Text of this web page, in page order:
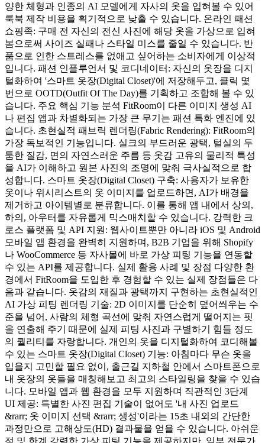
양한 체형과 인종의 AI 모델에게 자사의 옷을 입혀볼 수 있어
룩북 제작 비용을 획기적으로 낮출 수 있습니다. 온라인 패션
쇼핑족: 구매 전 자신의 전신 사진에 해당 옷을 가상으로 입혀
봄으로써 사이즈 실패나 스타일 미스를 줄일 수 있습니다. 반
품으로 인한 스트레스를 없애고 싶어하는 소비자에게 이상적
입니다. 패션 인플루언서 및 코디네이터: 자신의 옷장을 디지
털화하여 '스마트 옷장(Digital Closet)'에 저장해두고, 클릭 몇
번으로 OOTD(Outfit Of The Day)를 기획하고 조합해 볼 수 있
습니다. 주요 핵심 기능 분석 FitRoom이 다른 이미지 생성 AI
나 편집 앱과 차별화되는 가장 큰 무기는 패션 특화 엔진에 있
습니다. 초현실적 패브릭 렌더링(Fabric Rendering): FitRoom의
가장 독보적인 기능입니다. 실크의 부드러운 광택, 털실의 두
툼한 질감, 면의 자연스러운 주름 등 옷감 고유의 물리적 특성
을 AI가 이해하고 원본 사진의 조명에 맞춰 극사실적으로 합
성합니다. 스마트 옷장(Digital Closet) 구축: 사용자가 보유한
옷이나 위시리스트의 옷 이미지를 업로드하면, AI가 배경을
제거하고 아이템별로 분류합니다. 이를 통해 앱 내에서 상의,
하의, 아우터를 자유롭게 믹스매치할 수 있습니다. 강력한 크
로스 플랫폼 및 API 지원: 웹사이트뿐만 아니라 iOS 및 Android
모바일 앱 환경을 완벽히 지원하며, B2B 기업을 위해 Shopify
나 WooCommerce 등 자사몰에 바로 가상 피팅 기능을 연동할
수 있는 API를 제공합니다. 실제 활용 사례 및 장점 다양한 환
경에서 FitRoom을 도입한 후 경험할 수 있는 실제 장점들은 다
음과 같습니다. 옷감의 재질과 광택까지 구현하는 초현실적인
AI 가상 피팅 렌더링 기술: 2D 이미지를 단순히 덮어씌우는 수
준을 넘어, 사람의 체형 곡선에 맞춰 자연스럽게 떨어지는 핏
을 연출해 주기 때문에 실제 피팅 사진과 구별하기 힘들 정도
의 퀄리티를 자랑합니다. 개인의 옷을 디지털화하여 코디해볼
수 있는 스마트 옷장(Digital Closet) 기능: 아침마다 무슨 옷을
입을지 고민할 필요 없이, 출근길 지하철 안에서 스마트폰으로
내 옷장의 옷들을 매칭해보고 최고의 스타일링을 찾을 수 있습
니다. 모바일 앱과 웹 환경을 모두 지원하며 직관적인 3단계
UI 제공: 특별한 사진 편집 기술이 없어도 '내 사진 업로드
&rarr; 옷 이미지 선택 &rarr; 생성'이라는 15초 내외의 간단한
과정만으로 고해상도(HD) 결과물을 얻을 수 있습니다. 아쉬운
점 및 한계 강력한 가상 피팅 기능을 제공하지만, 일부 전문가